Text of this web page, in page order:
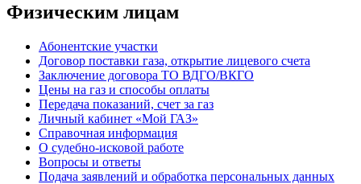
Физическим лицам
Абонентские участки
Договор поставки газа, открытие лицевого счета
Заключение договора ТО ВДГО/ВКГО
Цены на газ и способы оплаты
Передача показаний, счет за газ
Личный кабинет «Мой ГАЗ»
Справочная информация
О судебно-исковой работе
Вопросы и ответы
Подача заявлений и обработка персональных данных